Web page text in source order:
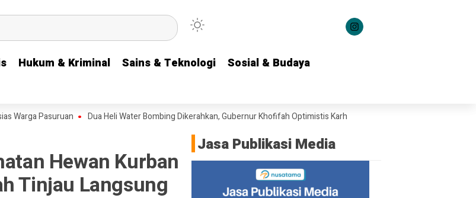
Hukum & Kriminal Sains & Teknologi
Sosial & Budaya
Hukum & Kriminal Sains & Teknologi
Sosial & Budaya
Dua Heli Water Bombing Dikerahkan, Gubernur Khofifah Optimistis Karhutla Bromo Segera Dipadamkan
Hewan Kurban
Tinjau Langsung
Jasa Publikasi Media